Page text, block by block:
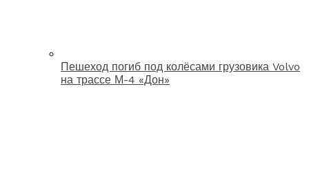
Пешеход погиб под колёсами грузовика Volvo
на трассе М-4 «Дон»